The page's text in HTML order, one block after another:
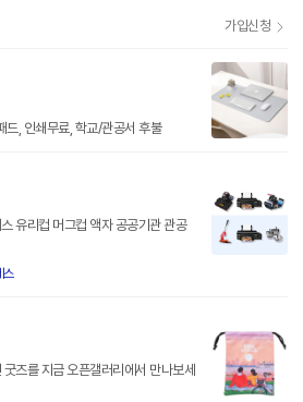
가입신청
드, 인쇄무료, 학교/관공서 후불
유리컵 머그컵 액자 공공기관 관공
스
즈를 지금 오픈갤러리에서 만나보세